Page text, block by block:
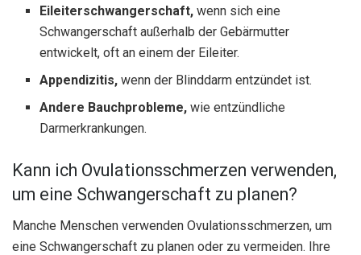
Eileiterschwangerschaft,wenn sich eine
Schwangerschaft außerhalb der Gebärmutter
entwickelt, oft an einem der Eileiter.
Appendizitis, wenn der Blinddarm entzündet ist.
Andere Bauchprobleme, wie entzündliche
Darmerkrankungen.
Kann ich Ovulationsschmerzen verwenden,
um eine Schwangerschaft zu planen?
Manche Menschen verwenden Ovulationsschmerzen, um
eine Schwangerschaft zu planen oder zu vermeiden. Ihre